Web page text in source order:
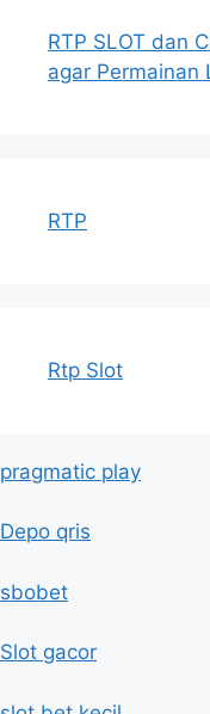
RTP SLOT dan
agar Permainan
RTP
Rtp Slot
pragmatic play
Depo qris
sbobet
Slot gacor